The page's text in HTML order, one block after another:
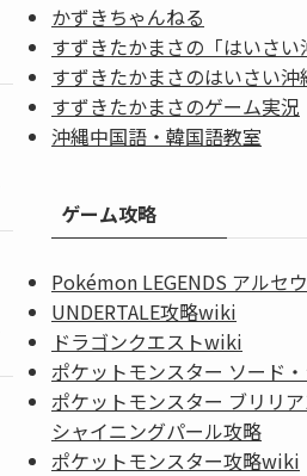
かずきちゃんねる
すずきたかまさの「はいさい
すずきたかまさのはいさい沖
すずきたかまさのゲーム実況
沖縄中国語・韓国語教室
ゲーム攻略
Pokémon LEGENDS アルセ
UNDERTALE攻略wiki
ドラゴンクエストwiki
ポケットモンスター ソード
ポケットモンスター ブリリ
シャイニングパール攻略
ポケットモンスター攻略wiki